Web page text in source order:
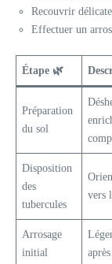
Recouvrir
Effectuer un
Étape 🌿
Préparation
du sol
Disposition
des
tubercules
vers
Arrosage
initial